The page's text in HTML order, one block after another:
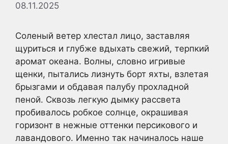
08.11.2025
Соленый ветер хлестал лицо, заставляя
щуриться и глубже вдыхать свежий, терпкий
аромат океана. Волны, словно игривые
щенки, пытались лизнуть борт яхты, взлетая
брызгами и обдавая палубу прохладной
пеной. Сквозь легкую дымку рассвета
пробивалось робкое солнце, окрашивая
горизонт в нежные оттенки персикового и
лавандового. Именно так начиналось наше